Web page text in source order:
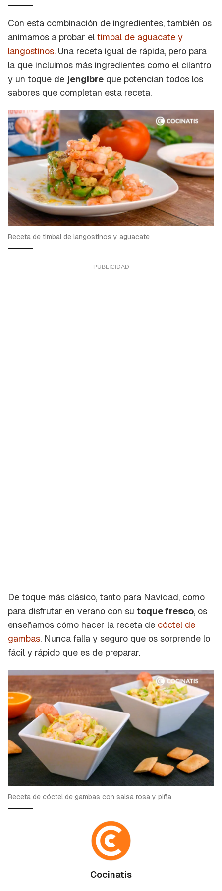
Con esta combinación de ingredientes, también os
animamos a probar el timbal de aguacate y
langostinos. Una receta igual de rápida, pero para
la que incluimos más ingredientes como el cilantro
y un toque de jengibre que potencian todos los
sabores que completan esta receta.
Receta de timbal de langostinos y aguacate
De toque más clásico, tanto para Navidad, como
para disfrutar en verano con su toque fresco, os
enseñamos cómo hacer la receta de cóctel de
gambas. Nunca falla y seguro que os sorprende lo
fácil y rápido que es de preparar.
Receta de cóctel de gambas con salsa rosa y piña
Cocinatis